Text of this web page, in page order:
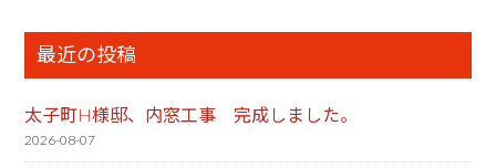
最近の投稿
太子町H様邸、内窓工事 完成しました。
2026-08-07